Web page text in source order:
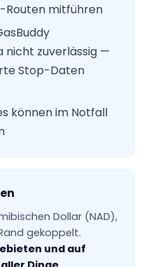
Routen mitführen
nicht zuverlässig —
Stop-Daten
können im Notfall
Dollar (NAD),
gekoppelt.
und auf